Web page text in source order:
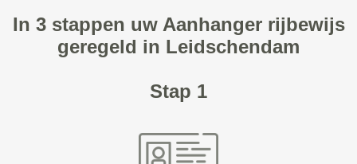
In 3 stappen uw Aanhanger rijbewijs
geregeld in Leidschendam
Stap 1